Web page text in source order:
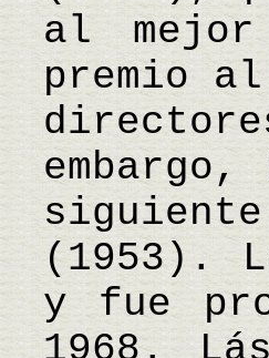
al
premio
(1953).
y fue